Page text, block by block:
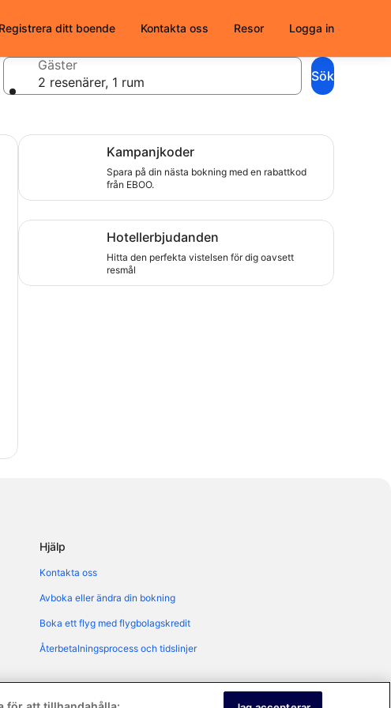
Registrera ditt boende Kontakta oss Resor Logga in
Gäster
2 resenärer, 1 rum
Sök
Kampanjkoder
Spara på din nästa bokning med en rabattkod
från EBOO.
Spara på din nästa bokning med en rabattkod från EBOO.
Hotellerbjudanden
Hitta den perfekta vistelsen för dig oavsett
resmål
Hitta den perfekta vistelsen för dig oavsett resmål
Hjälp
Kontakta oss
Avboka eller ändra din bokning
Boka ett flyg med flygbolagskredit
Återbetalningsprocess och tidslinjer